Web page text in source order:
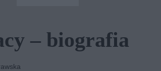
– biografia